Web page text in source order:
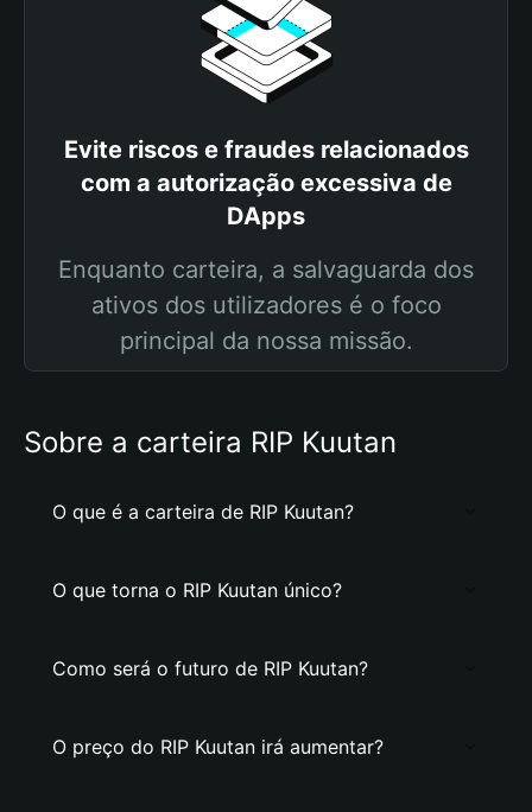
Evite riscos e fraudes relacionados
com a autorização excessiva de
DApps
Enquanto carteira, a salvaguarda dos
ativos dos utilizadores é o foco
principal da nossa missão.
Sobre a carteira RIP Kuutan
O que é a carteira de RIP Kuutan?
O que torna o RIP Kuutan único?
Como será o futuro de RIP Kuutan?
O preço do RIP Kuutan irá aumentar?